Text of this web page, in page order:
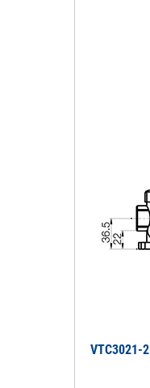
VTC3021-2